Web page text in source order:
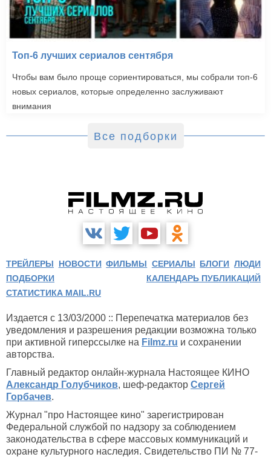
Топ-6 лучших сериалов сентября
Чтобы вам было проще сориентироваться, мы собрали топ-6
новых сериалов, которые определенно заслуживают
внимания
Все подборки
ТРЕЙЛЕРЫ НОВОСТИ ФИЛЬМЫ СЕРИАЛЫ БЛОГИ ЛЮДИ
ПОДБОРКИ
КАЛЕНДАРЬ ПУБЛИКАЦИЙ
СТАТИСТИКА MAIL.RU
Издается с 13/03/2000 :: Перепечатка материалов без
уведомления и разрешения редакции возможна только
при активной гиперссылке на Filmz.ru и сохранении
авторства.
Главный редактор онлайн-журнала Настоящее КИНО
Александр Голубчиков, шеф-редактор Сергей
Горбачев.
Журнал "про Настоящее кино" зарегистрирован
Федеральной службой по надзору за соблюдением
законодательства в сфере массовых коммуникаций и
охране культурного наследия. Свидетельство ПИ № 77-